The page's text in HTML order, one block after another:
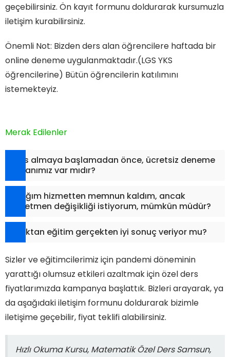
geçebilirsiniz. Ön kayıt formunu doldurarak kursumuzla
iletişim kurabilirsiniz.
Önemli Not: Bizden ders alan öğrencilere haftada bir
online deneme uygulanmaktadır.(LGS YKS
öğrencilerine) Bütün öğrencilerin katılımını
istemekteyiz.
Merak Edilenler
Ders almaya başlamadan önce, ücretsiz deneme
imkanımız var mıdır?
Aldığım hizmetten memnun kaldım, ancak
öğretmen değişikliği istiyorum, mümkün müdür?
Uzaktan eğitim gerçekten iyi sonuç veriyor mu?
Sizler ve eğitimcilerimiz için pandemi döneminin
yarattığı olumsuz etkileri azaltmak için özel ders
fiyatlarımızda kampanya başlattık. Bizleri arayarak, ya
da aşağıdaki iletişim formunu doldurarak bizimle
iletişime geçebilir, fiyat teklifi alabilirsiniz.
Hızlı Okuma Kursu, Matematik Özel Ders Samsun,